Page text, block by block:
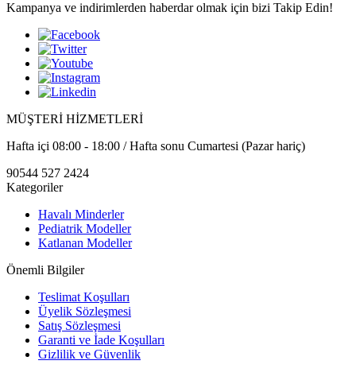
Kampanya ve indirimlerden haberdar olmak için bizi Takip Edin!
MÜŞTERİ HİZMETLERİ
Hafta içi 08:00 - 18:00 / Hafta sonu Cumartesi (Pazar hariç)
90544 527 2424
Kategoriler
Havalı Minderler
Pediatrik Modeller
Katlanan Modeller
Önemli Bilgiler
Teslimat Koşulları
Üyelik Sözleşmesi
Satış Sözleşmesi
Garanti ve İade Koşulları
Gizlilik ve Güvenlik